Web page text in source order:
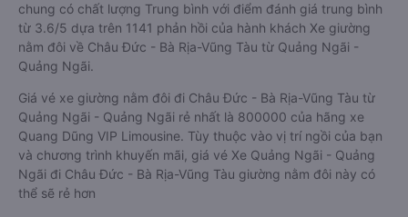
chung có chất lượng Trung bình với điểm đánh giá trung bình
từ 3.6/5 dựa trên 1141 phản hồi của hành khách Xe giường
nằm đôi về Châu Đức - Bà Rịa-Vũng Tàu từ Quảng Ngãi -
Quảng Ngãi.
Giá vé xe giường nằm đôi đi Châu Đức - Bà Rịa-Vũng Tàu từ
Quảng Ngãi - Quảng Ngãi rẻ nhất là 800000 của hãng xe
Quang Dũng VIP Limousine. Tùy thuộc vào vị trí ngồi của bạn
và chương trình khuyến mãi, giá vé Xe Quảng Ngãi - Quảng
Ngãi đi Châu Đức - Bà Rịa-Vũng Tàu giường nằm đôi này có
thể sẽ rẻ hơn